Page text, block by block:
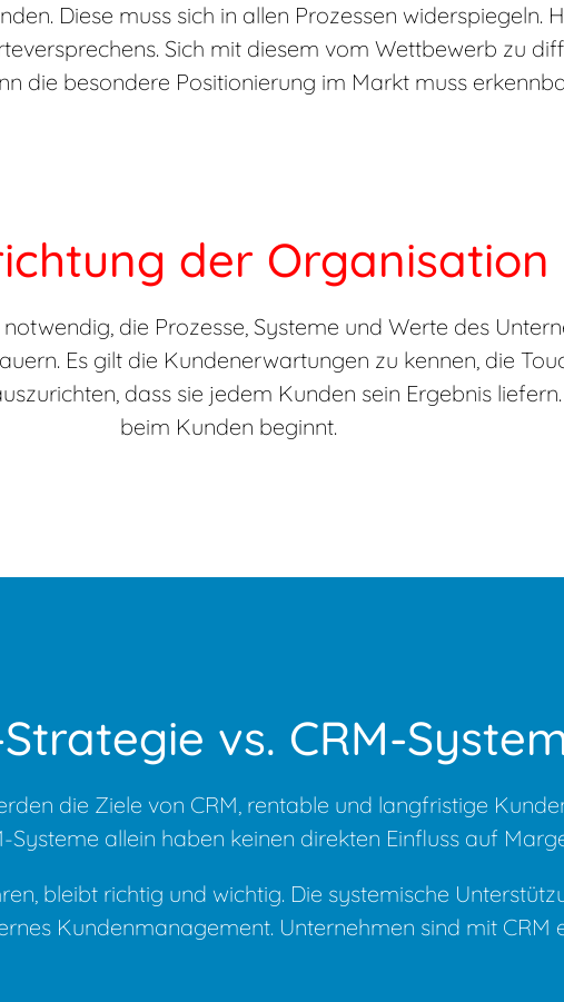
Diese muss sich in allen Prozessen widerspiegeln.
Sich mit diesem vom Wettbewerb zu
die besondere Positionierung im Markt muss
der Organisation
die Prozesse, Systeme und Werte des
Es gilt die Kundenerwartungen zu kennen, die
dass sie jedem Kunden sein Ergebnis
beim Kunden beginnt.
vs. CRM-
die Ziele von CRM, rentable und langfristige
Systeme allein haben keinen direkten Einfluss auf
bleibt richtig und wichtig. Die systemische
Kundenmanagement. Unternehmen sind mit CRM